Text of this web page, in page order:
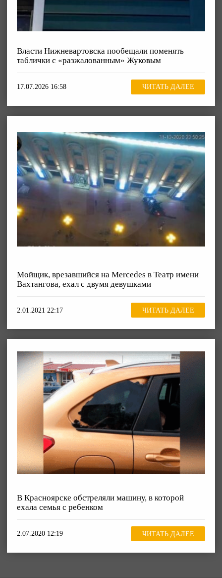
Власти Нижневартовска пообещали поменять
таблички с «разжалованным» Жуковым
17.07.2026 16:58 ЧИТАТЬ ДАЛЕЕ
Мойщик, врезавшийся на Mercedes в Театр имени
Вахтангова, ехал с двумя девушками
2.01.2021 22:17 ЧИТАТЬ ДАЛЕЕ
В Красноярске обстреляли машину, в которой
ехала семья с ребенком
2.07.2020 12:19 ЧИТАТЬ ДАЛЕЕ